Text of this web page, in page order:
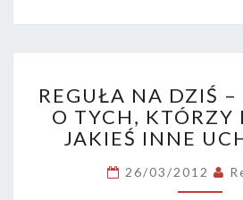
NA
DZIŚ
–
46:
O
REGUŁA NA DZIŚ
O TYCH, KTÓRZY
JAKIEŚ INNE
26/03/2012